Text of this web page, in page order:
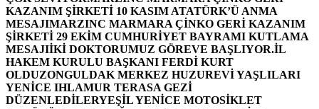
KAZANIM ŞİRKETİ 10 KASIM ATATÜRK’Ü ANMA
MESAJIMARZINC MARMARA ÇİNKO GERİ KAZANIM
ŞİRKETİ 29 EKİM CUMHURİYET BAYRAMI KUTLAMA
MESAJIİKİ DOKTORUMUZ GÖREVE BAŞLIYOR.İL
HAKEM KURULU BAŞKANI FERDİ KURT
OLDUZONGULDAK MERKEZ HUZUREVİ YAŞLILARI
YENİCE IHLAMUR TERASA GEZİ
DÜZENLEDİLERYEŞİL YENİCE MOTOSİKLET